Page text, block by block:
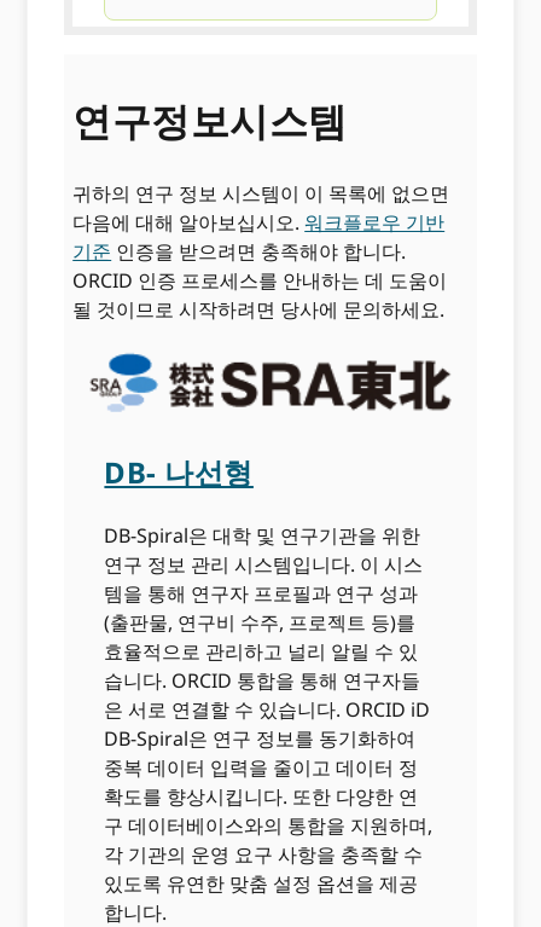
연구정보시스템
귀하의 연구 정보 시스템이 이 목록에 없으면
다음에 대해 알아보십시오.워크플로우 기반
기준 인증을 받으려면 충족해야 합니다.
ORCID 인증 프로세스를 안내하는 데 도움이
될 것이므로 시작하려면 당사에 문의하세요.
DB- 나선형
DB-Spiral은 대학 및 연구기관을 위한
연구 정보 관리 시스템입니다. 이 시스
템을 통해 연구자 프로필과 연구 성과
(출판물, 연구비 수주, 프로젝트 등)를
효율적으로 관리하고 널리 알릴 수 있
습니다. ORCID 통합을 통해 연구자들
은 서로 연결할 수 있습니다. ORCID iD
DB-Spiral은 연구 정보를 동기화하여
중복 데이터 입력을 줄이고 데이터 정
확도를 향상시킵니다. 또한 다양한 연
구 데이터베이스와의 통합을 지원하며,
각 기관의 운영 요구 사항을 충족할 수
있도록 유연한 맞춤 설정 옵션을 제공
합니다.